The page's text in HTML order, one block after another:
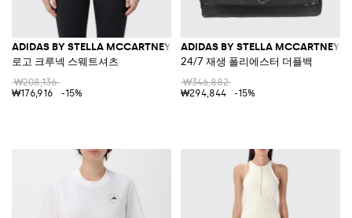
ADIDAS BY STELLA MCCARTNEY
로고 크루넥 스웨트셔츠
₩208,136
₩176,916
-15%
ADIDAS BY STELLA MCCARTNEY
24/7 재생 폴리에스터 더플백
₩346,882
₩294,844
-15%